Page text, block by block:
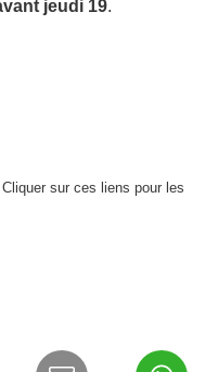
jeudi 19.
sur ces liens pour les